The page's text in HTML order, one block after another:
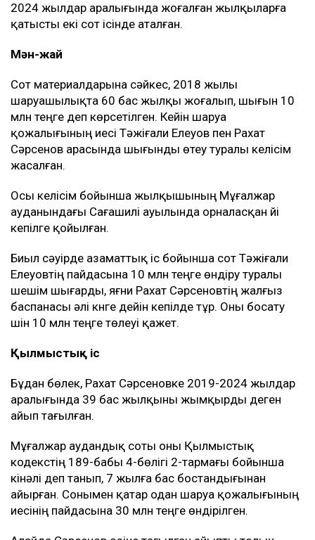
2024 жылдар аралығында жоғалған жылқыларға
қатысты екі сот ісінде аталған.
Мән-жай
Сот материалдарына сәйкес, 2018 жылы
шаруашылықта 60 бас жылқы жоғалып, шығын 10
млн теңге деп көрсетілген. Кейін шаруа
қожалығының иесі Тәжіғали Елеуов пен Рахат
Сәрсенов арасында шығынды өтеу туралы келісім
жасалған.
Осы келісім бойынша жылқышының Мұғалжар
ауданындағы Сағашилі ауылында орналасқан үйі
кепілге қойылған.
Биыл сәуірде азаматтық іс бойынша сот Тәжіғали
Елеуовтің пайдасына 10 млн теңге өндіру туралы
шешім шығарды, яғни Рахат Сәрсеновтің жалғыз
баспанасы әлі күнге дейін кепілде тұр. Оны босату
үшін 10 млн теңге төлеуі қажет.
Қылмыстық іс
Бұдан бөлек, Рахат Сәрсеновке 2019-2024 жылдар
аралығында 39 бас жылқыны жымқырды деген
айып тағылған.
Мұғалжар аудандық соты оны Қылмыстық
кодекстің 189-бабы 4-бөлігі 2-тармағы бойынша
кінәлі деп танып, 7 жылға бас бостандығынан
айырған. Сонымен қатар одан шаруа қожалығының
иесінің пайдасына 30 млн теңге өндірілген.